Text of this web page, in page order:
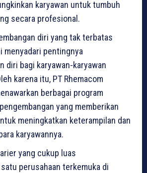
karyawan untuk tumbuh
secara profesional.
diri yang tak terbatas
menyadari pentingnya
diri bagi karyawan-karyawan
karena itu, PT Rhemacom
berbagai program
yang memberikan
meningkatkan keterampilan dan
karyawannya.
yang cukup luas
perusahaan terkemuka di